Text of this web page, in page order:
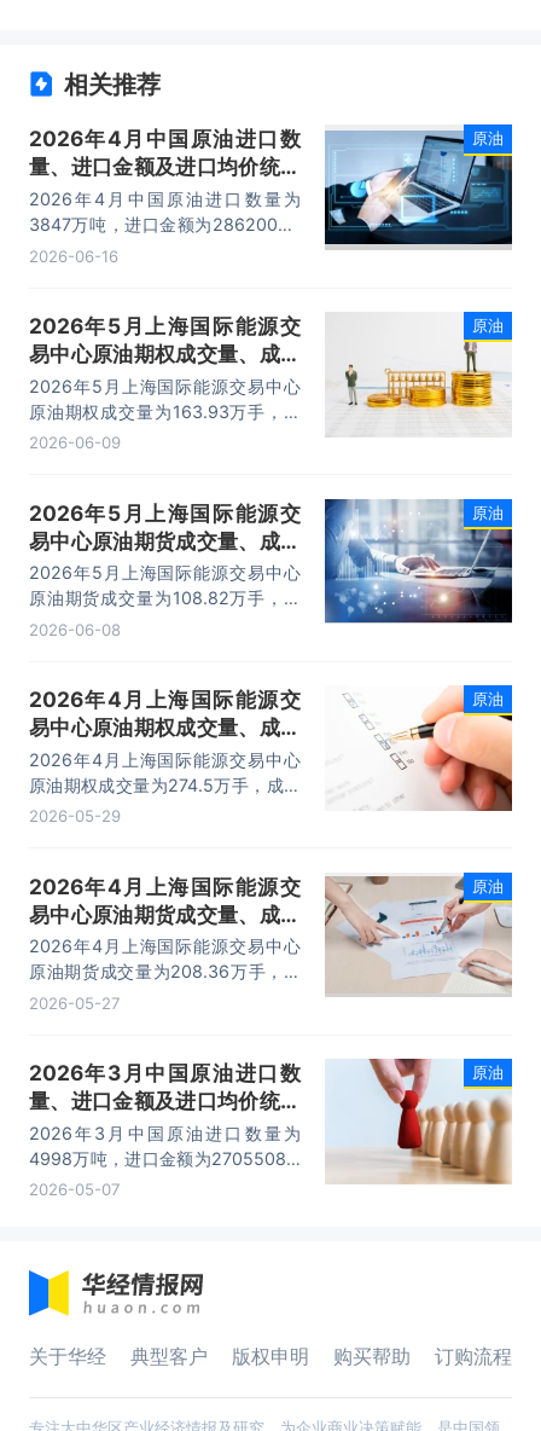
相关推荐
2026年4月中国原油进口数
量、进口金额及进口均价统计
分析
2026年4月中国原油进口数量为
3847万吨，进口金额为2862006.1
万美元，进口均价为744美元/吨。
2026-06-16
原油
2026年5月上海国际能源交
易中心原油期权成交量、成交
金额及成交均价统计
2026年5月上海国际能源交易中心
原油期权成交量为163.93万手，成
交金额为148.16亿元，成交均价为
2026-06-09
原油
2026年5月上海国际能源交
易中心原油期货成交量、成交
金额及成交均价统计
2026年5月上海国际能源交易中心
原油期货成交量为108.82万手，成
交金额为6912.14亿元，成交均价为
2026-06-08
原油
2026年4月上海国际能源交
易中心原油期权成交量、成交
金额及成交均价统计
2026年4月上海国际能源交易中心
原油期权成交量为274.5万手，成交
金额为366.37亿元，成交均价为
2026-05-29
原油
2026年4月上海国际能源交
易中心原油期货成交量、成交
金额及成交均价统计
2026年4月上海国际能源交易中心
原油期货成交量为208.36万手，成
交金额为13704.12亿元，成交均价
2026-05-27
原油
2026年3月中国原油进口数
量、进口金额及进口均价统计
分析
2026年3月中国原油进口数量为
4998万吨，进口金额为2705508.7
万美元，进口均价为541.3美元/吨。
2026-05-07
原油
关于华经 典型客户 版权申明 购买帮助 订购流程